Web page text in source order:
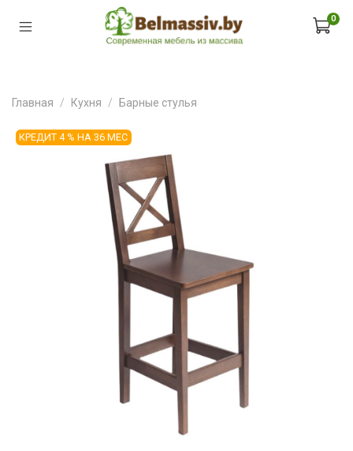
0
Главная Кухня Барные стулья
КРЕДИТ 4 % НА 36 МЕС